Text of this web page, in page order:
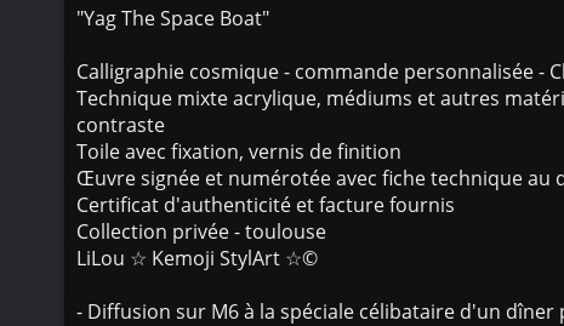
"Yag The Space Boat"
Calligraphie cosmique - commande personnalisée -
Technique mixte acrylique, médiums et autres
contraste
Toile avec fixation, vernis de finition
Œuvre signée et numérotée avec fiche technique au
Certificat d'authenticité et facture fournis
Collection privée - toulouse
LiLou ☆ Kemoji StylArt ☆©
- Diffusion sur M6 à la spéciale célibataire d'un dîner